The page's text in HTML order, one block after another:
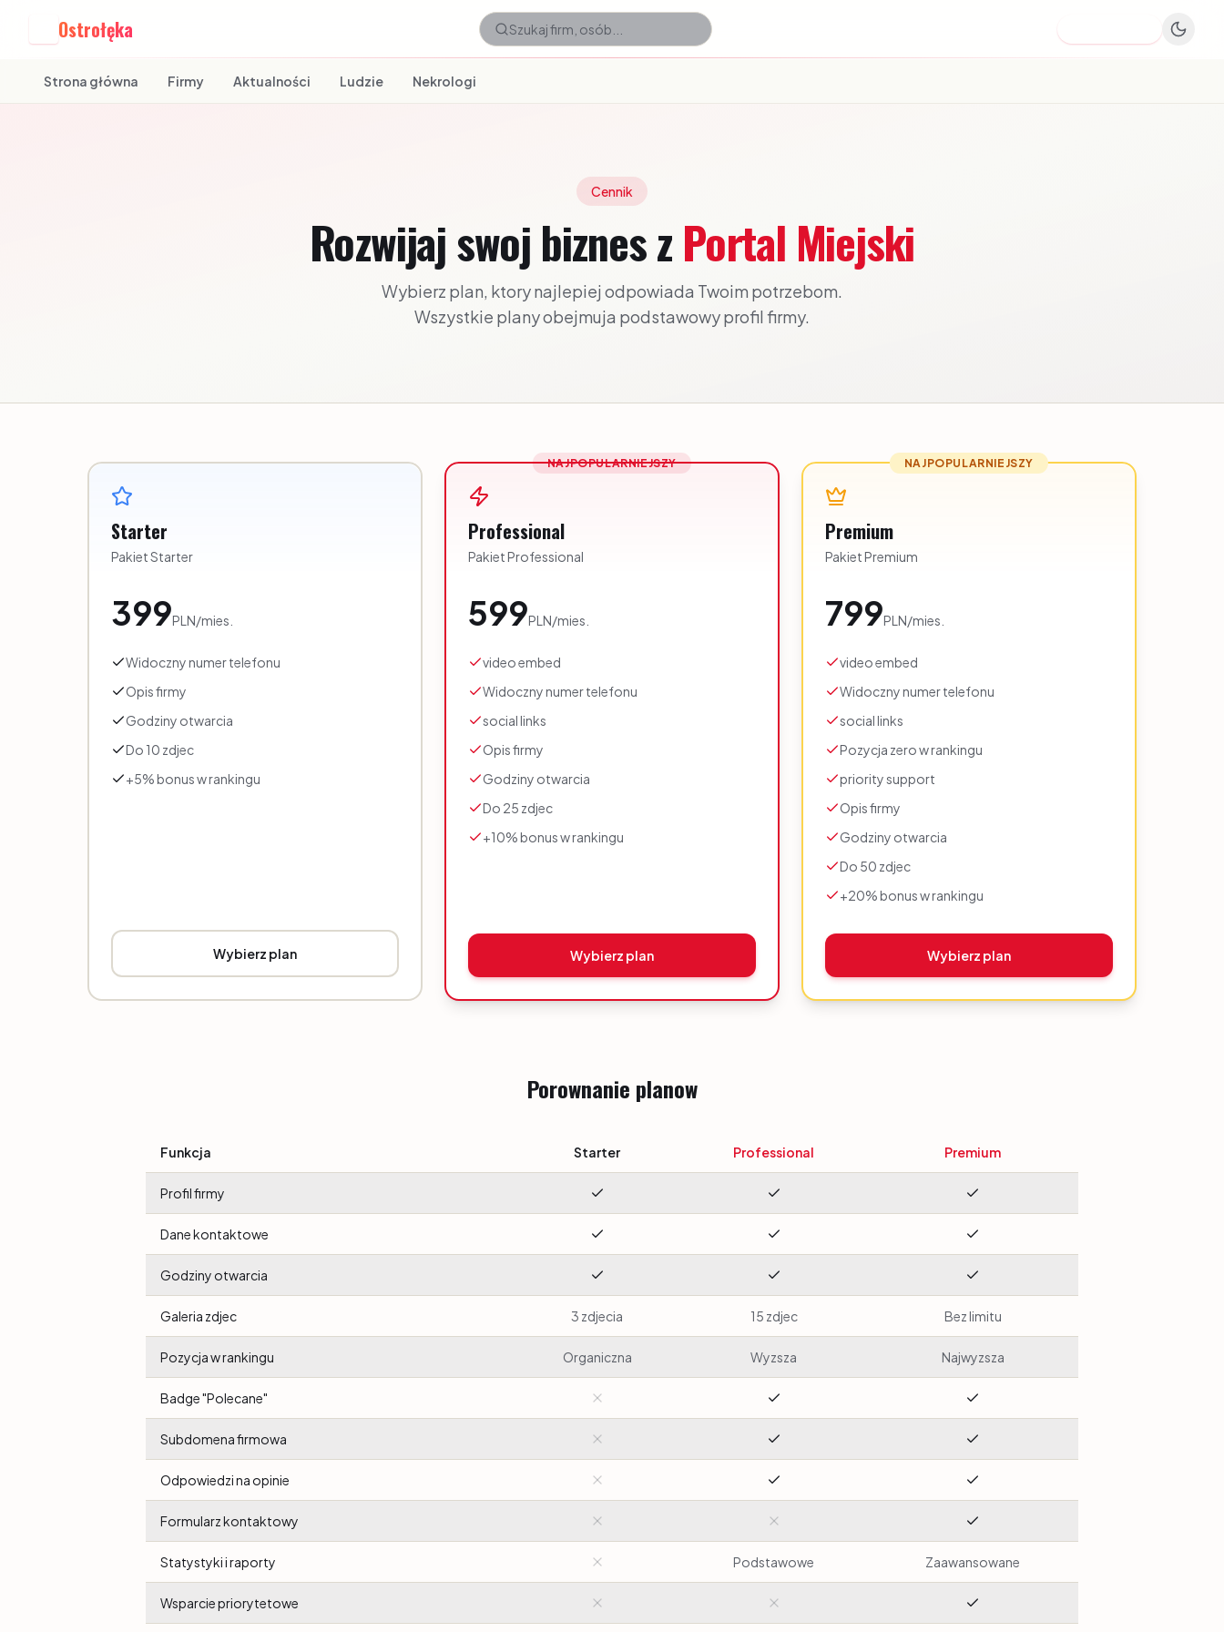
Ostrołęka
Strona główna Firmy Aktualności Ludzie Nekrologi
Cennik
Rozwijaj swoj biznes zPortal Miejski
Wybierz plan, ktory najlepiej odpowiada Twoim potrzebom.
Wszystkie plany obejmuja podstawowy profil firmy.
Starter
Pakiet Starter
399PLN/mies.
Widoczny numer telefonu
Opis firmy
Godziny otwarcia
Do 10 zdjec
+5% bonus w rankingu
Wybierz plan
NAJPOPULARNIEJSZY
Professional
Pakiet Professional
599PLN/mies.
video embed
Widoczny numer telefonu
social links
Opis firmy
Godziny otwarcia
Do 25 zdjec
+10% bonus w rankingu
Wybierz plan
NAJPOPULARNIEJSZY
Premium
Pakiet Premium
799PLN/mies.
video embed
Widoczny numer telefonu
social links
Pozycja zero w rankingu
priority support
Opis firmy
Godziny otwarcia
Do 50 zdjec
+20% bonus w rankingu
Wybierz plan
Porownanie planow
Funkcja Starter Professional Premium
Profil firmy
Dane kontaktowe
Godziny otwarcia
Galeria zdjec 3 zdjecia 15 zdjec Bez limitu
Pozycja w rankingu Organiczna Wyzsza Najwyzsza
Badge "Polecane"
Subdomena firmowa
Odpowiedzi na opinie
Formularz kontaktowy
Statystyki i raporty Podstawowe Zaawansowane
Wsparcie priorytetowe